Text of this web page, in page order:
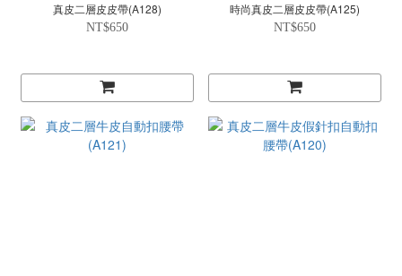
真皮二層皮皮帶(A128)
NT$650
時尚真皮二層皮皮帶(A125)
NT$650